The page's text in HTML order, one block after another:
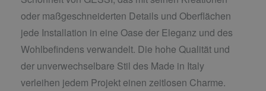
oder maßgeschneiderten Details und Oberflächen
jede Installation in eine Oase der Eleganz und des
Wohlbefindens verwandelt. Die hohe Qualität und
der unverwechselbare Stil des Made in Italy
verleihen jedem Projekt einen zeitlosen Charme.